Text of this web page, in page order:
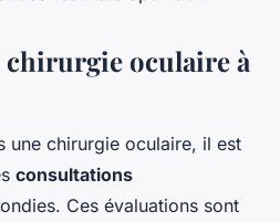
chirurgie oculaire à
une chirurgie oculaire, il est
consultations
Ces évaluations sont